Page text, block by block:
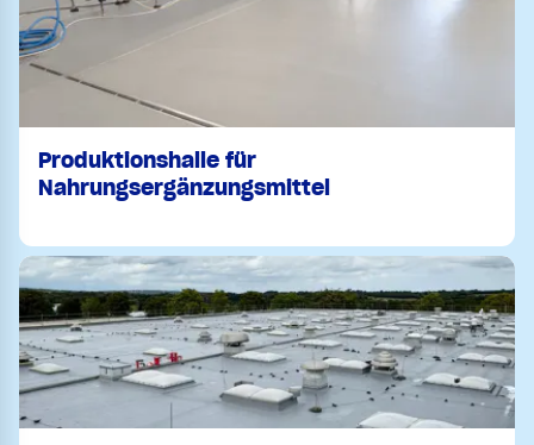
Produktionshalle für
Nahrungsergänzungsmittel